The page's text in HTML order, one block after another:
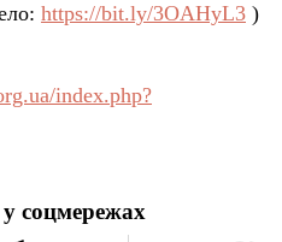
https://bit.ly/3OAHyL3 )
index.php?
соцмережах